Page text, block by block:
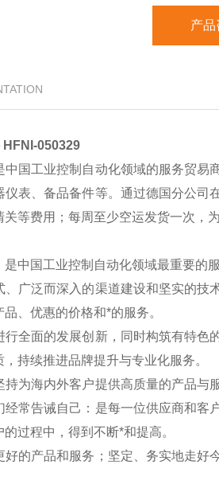
产品
HFNI-050329
中国工业控制自动化领域的服务贸
表、备品备件等。通过德国分公司
等费用；每周至少空运发货一次，为
中国工业控制自动化领域最重要的
广泛而深入的渠道建设和坚实的
、优惠的价格和*的服务。
全面的发展创新，同时构筑有特
持续推进品牌提升与专业化服务。
为海内外客户提供高质量的产品
常告诫自己：是每一位供应商和
过程中，得到不断*和提高。
的产品和服务；坚定、务实地走